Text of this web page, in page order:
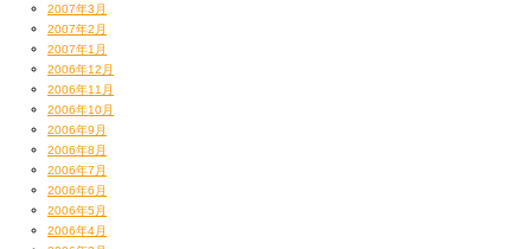
2007年3月
2007年2月
2007年1月
2006年12月
2006年11月
2006年10月
2006年9月
2006年8月
2006年7月
2006年6月
2006年5月
2006年4月